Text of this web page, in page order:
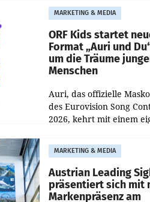
und Besucher höheren
Nettoreichweite im ersten
Halbjahr 2026
MARKETING & MEDIA
ORF Kids startet
Format „Auri und
um die Träume
Menschen
Auri, das offizielle
des Eurovision Song
2026, kehrt mit einem
zurück. In der neuen
„Auri und Du“ bei ORF
steht
MARKETING & MEDIA
Austrian Leading
präsentiert sich mit
Markenpräsenz am